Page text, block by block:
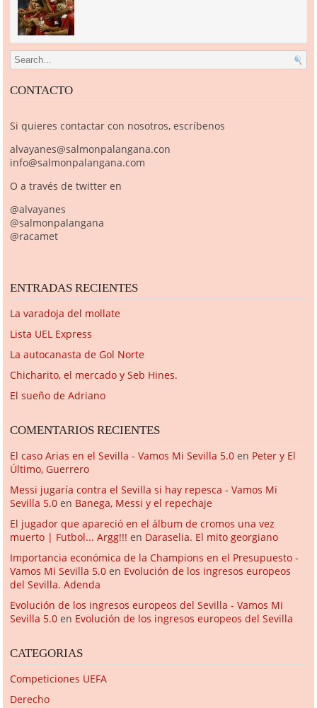
Search for:
CONTACTO
Si quieres contactar con nosotros, escríbenos
alvayanes@salmonpalangana.con
info@salmonpalangana.com
O a través de twitter en
@alvayanes
@salmonpalangana
@racamet
ENTRADAS RECIENTES
La varadoja del mollate
Lista UEL Express
La autocanasta de Gol Norte
Chicharito, el mercado y Seb Hines.
El sueño de Adriano
COMENTARIOS RECIENTES
El caso Arias en el Sevilla - Vamos Mi Sevilla 5.0 en Peter y El
Último, Guerrero
Messi jugaría contra el Sevilla si hay repesca - Vamos Mi
Sevilla 5.0 en Banega, Messi y el repechaje
El jugador que apareció en el álbum de cromos una vez
muerto | Futbol... Argg!!! en Daraselia. El mito georgiano
Importancia económica de la Champions en el Presupuesto -
Vamos Mi Sevilla 5.0 en Evolución de los ingresos europeos
del Sevilla. Adenda
Evolución de los ingresos europeos del Sevilla - Vamos Mi
Sevilla 5.0 en Evolución de los ingresos europeos del Sevilla
CATEGORIAS
Competiciones UEFA
Derecho